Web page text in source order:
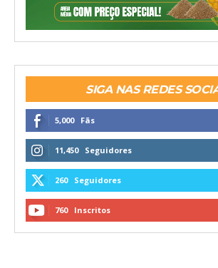
SIGA NAS REDES
5,000 Fãs
11,450 Seguidores
260 Seguidores
760 Inscritos